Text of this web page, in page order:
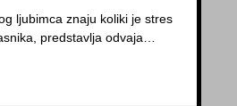
ljubimca znaju koliki je stres
predstavlja odvaja…